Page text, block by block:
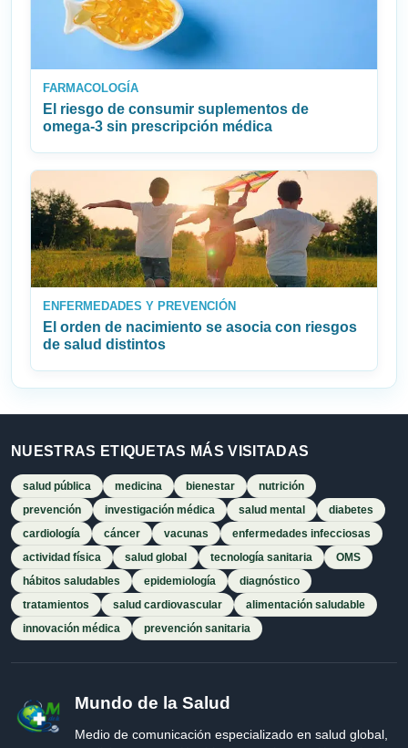
FARMACOLOGÍA
El riesgo de consumir suplementos de
omega‑3 sin prescripción médica
ENFERMEDADES Y PREVENCIÓN
El orden de nacimiento se asocia con riesgos
de salud distintos
NUESTRAS ETIQUETAS MÁS VISITADAS
salud pública medicina bienestar
nutrición
prevención
investigación médica salud mental
diabetes
cardiología
cáncer vacunas
enfermedades infecciosas
actividad física
salud global tecnología sanitaria
OMS
hábitos saludables
epidemiología
diagnóstico
tratamientos
salud cardiovascular
alimentación saludable
innovación médica
prevención sanitaria
Mundo de la Salud
Medio de comunicación especializado en salud global,